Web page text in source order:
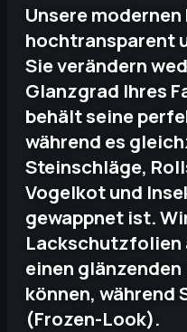
Unsere
hochtransparent
Sie verändern
Glanzgrad Ihres
behält seine
während es
Steinschläge,
Vogelkot und
gewappnet ist.
Lackschutzfolien
einen
können, während
(Frozen-Look).